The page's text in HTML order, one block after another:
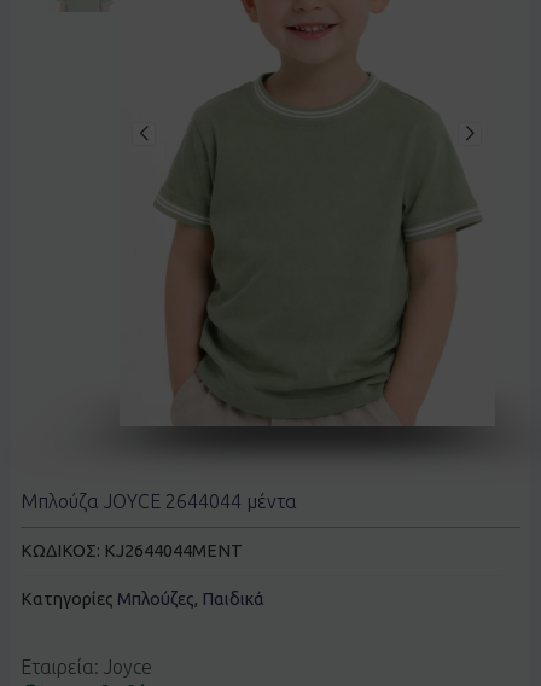
Μπλούζα JOYCE 2644044 μέντα
ΚΩΔΙΚΟΣ: KJ2644044MENT
Κατηγορίες Μπλούζες, Παιδικά
Εταιρεία: Joyce